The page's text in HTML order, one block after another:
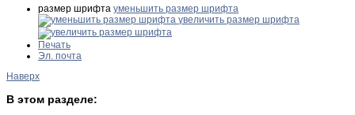
размер шрифта уменьшить размер шрифта
увеличить размер шрифта
Печать
Эл. почта
Наверх
В этом разделе: